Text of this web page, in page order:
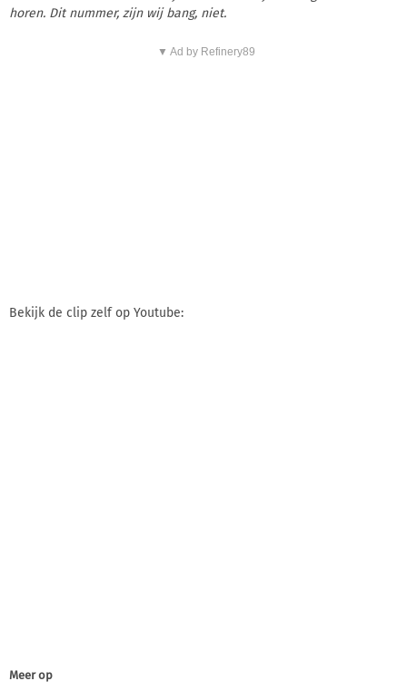
horen. Dit nummer, zijn wij bang, niet.
▼ Ad by Refinery89
Bekijk de clip zelf op Youtube:
Meer op